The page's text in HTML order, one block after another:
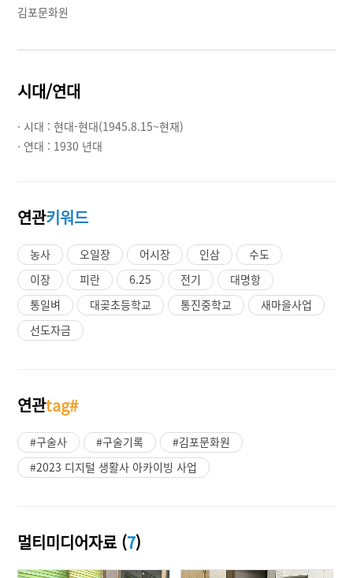
김포문화원
시대/연대
· 시대 :현대-현대(1945.8.15~현재)
· 연대 : 1930 년대
연관키워드
농사 오일장 어시장 인삼
수도
이장
피란 6.25 전기
대명항
통일벼
대곶초등학교 통진중학교
새마을사업
선도자금
연관tag#
#구술사 #구술기록
#김포문화원
#2023 디지털 생활사 아카이빙 사업
멀티미디어자료 (7)